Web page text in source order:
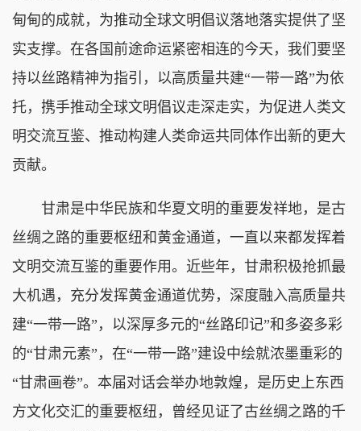
甸甸的成就，为推动全球文明倡议落地落实提供了坚
实支撑。在各国前途命运紧密相连的今天，我们要坚
持以丝路精神为指引，以高质量共建“一带一路”为依
托，携手推动全球文明倡议走深走实，为促进人类文
明交流互鉴、推动构建人类命运共同体作出新的更大
贡献。
甘肃是中华民族和华夏文明的重要发祥地，是古
丝绸之路的重要枢纽和黄金通道，一直以来都发挥着
文明交流互鉴的重要作用。近些年，甘肃积极抢抓最
大机遇，充分发挥黄金通道优势，深度融入高质量共
建“一带一路”，以深厚多元的“丝路印记”和多姿多彩
的“甘肃元素”，在“一带一路”建设中绘就浓墨重彩的
“甘肃画卷”。本届对话会举办地敦煌，是历史上东西
方文化交汇的重要枢纽，曾经见证了古丝绸之路的千